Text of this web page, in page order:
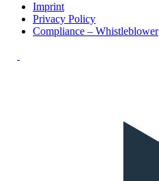
Imprint
Privacy Policy
Compliance – Whistleblower